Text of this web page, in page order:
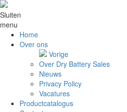
Sluiten
menu
Home
Over ons
Vorige
Over Dry Battery Sales
Nieuws
Privacy Policy
Vacatures
Productcatalogus